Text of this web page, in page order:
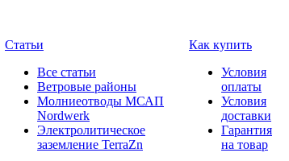
Статьи
Все статьи
Ветровые районы
Молниеотводы МСАП
Nordwerk
Электролитическое
заземление TerraZn
Как купить
Условия
оплаты
Условия
доставки
Гарантия
на товар